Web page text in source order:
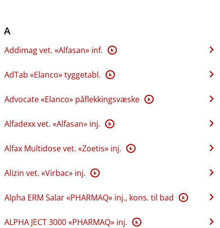
A
Addimag vet. «Alfasan» inf. K
AdTab «Elanco» tyggetabl. K
Advocate «Elanco» påflekkingsvæske K
Alfadexx vet. «Alfasan» inj. K
Alfax Multidose vet. «Zoetis» inj. K
Alizin vet. «Virbac» inj. K
Alpha ERM Salar «PHARMAQ» inj., kons. til bad K
ALPHA JECT 3000 «PHARMAQ» inj. K